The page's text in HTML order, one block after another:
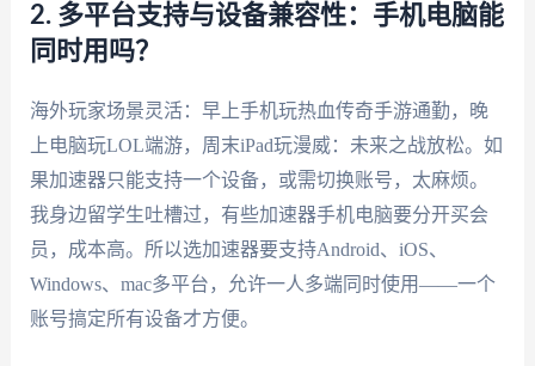
2. 多平台支持与设备兼容性：手机电脑能
同时用吗？
海外玩家场景灵活：早上手机玩热血传奇手游通勤，晚
上电脑玩LOL端游，周末iPad玩漫威：未来之战放松。如
果加速器只能支持一个设备，或需切换账号，太麻烦。
我身边留学生吐槽过，有些加速器手机电脑要分开买会
员，成本高。所以选加速器要支持Android、iOS、
Windows、mac多平台，允许一人多端同时使用——一个
账号搞定所有设备才方便。